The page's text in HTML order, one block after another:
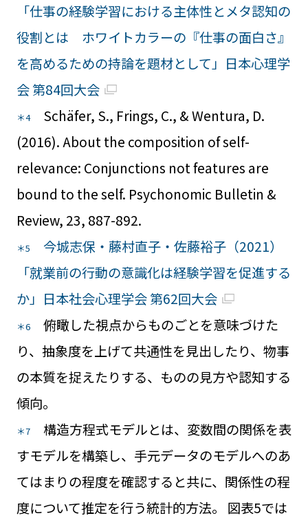
「仕事の経験学習における主体性とメタ認知の
役割とは ホワイトカラーの『仕事の面白さ』
を高めるための持論を題材として」日本心理学
会 第84回大会
＊4Schäfer, S., Frings, C., & Wentura, D.
(2016). About the composition of self-
relevance: Conjunctions not features are
bound to the self. Psychonomic Bulletin &
Review, 23, 887-892.
＊5
今城志保・藤村直子・佐藤裕子（2021）
「就業前の行動の意識化は経験学習を促進する
か」日本社会心理学会 第62回大会
＊6俯瞰した視点からものごとを意味づけた
り、抽象度を上げて共通性を見出したり、物事
の本質を捉えたりする、ものの見方や認知する
傾向。
＊7構造方程式モデルとは、変数間の関係を表
すモデルを構築し、手元データのモデルへのあ
てはまりの程度を確認すると共に、関係性の程
度について推定を行う統計的方法。 図表5では